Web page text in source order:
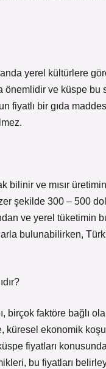
yerel kültürlere
ve küspe bu
fiyatlı bir gıda
bilinir ve mısır
şekilde 300 – 500
ve yerel tüketimin
bulunabilirken,
birçok faktöre bağlı
ekonomik
fiyatları
bu fiyatları